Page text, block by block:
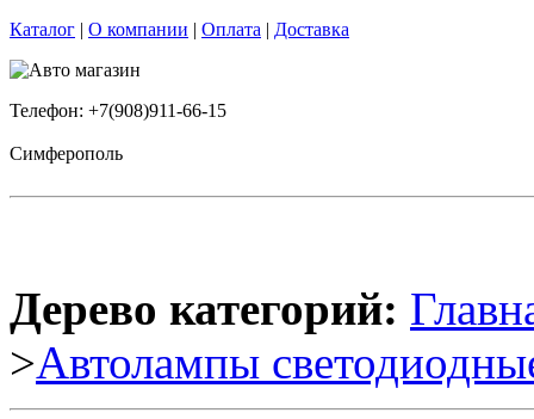
Каталог | О компании | Оплата | Доставка
Телефон: +7(908)911-66-15
Симферополь
Дерево категорий:
>Автолампы